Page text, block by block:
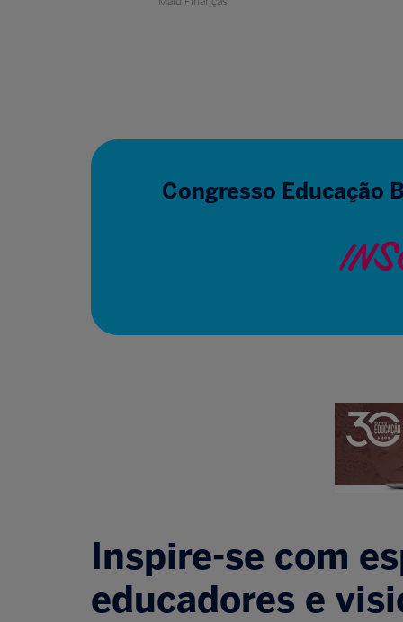
Congresso Educação
Inspire-se com
educadores e